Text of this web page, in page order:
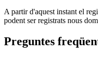
A partir d'aquest instant el
podent ser registrats nous
Preguntes